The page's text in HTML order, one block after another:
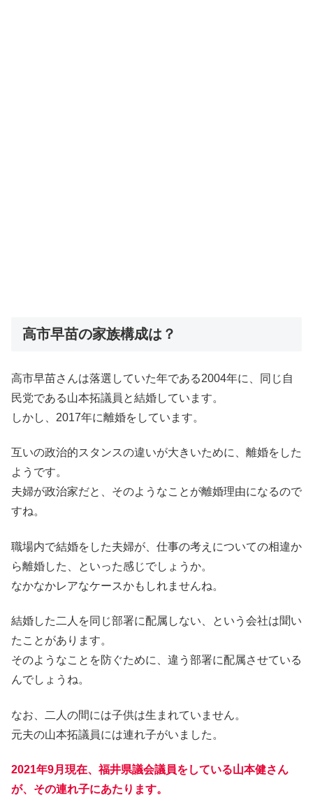
高市早苗の家族構成は？
高市早苗さんは落選していた年である2004年に、同じ自
民党である山本拓議員と結婚しています。
しかし、2017年に離婚をしています。
互いの政治的スタンスの違いが大きいために、離婚をした
ようです。
夫婦が政治家だと、そのようなことが離婚理由になるので
すね。
職場内で結婚をした夫婦が、仕事の考えについての相違か
ら離婚した、といった感じでしょうか。
なかなかレアなケースかもしれませんね。
結婚した二人を同じ部署に配属しない、という会社は聞い
たことがあります。
そのようなことを防ぐために、違う部署に配属させている
んでしょうね。
なお、二人の間には子供は生まれていません。
元夫の山本拓議員には連れ子がいました。
2021年9月現在、福井県議会議員をしている山本健さん
が、その連れ子にあたります。